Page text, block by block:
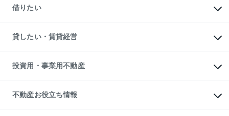
中古一戸建ての購入
不動産購入の流れ
注目キーワード物件特集
購入ガイド
English 繁体中文簡体中文
一戸建ての売却・査定
土地の売却・査定
スピードAI査定
不動産査定について
不動産売却の流れ
不動産買換えの流れ
売却ガイド
借りたい
オフィス・店舗の賃貸
借りるときの流れ
借りるガイド
貸したい・賃貸経営
マンション賃料データ
賃貸管理プラン
リロケーションについて
貸すガイド
投資用・事業用不動産
事業用不動産
マンション投資
投資用マンション
不動産お役立ち情報